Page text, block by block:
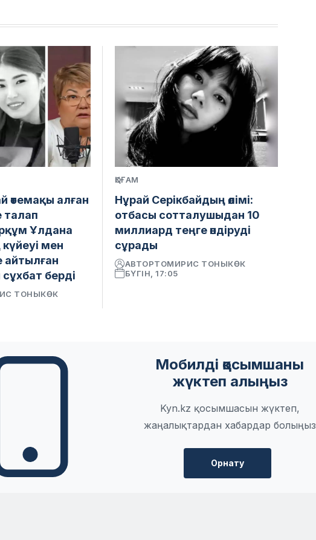
өтемақы алған
талап
Ұлдана
мен
айтылған
берді
ТОНЫКӨК
ҚОҒАМ
Нұрай Серікбайдың өлімі:
отбасы сотталушыдан 10
миллиард теңге өндіруді
сұрады
АВТОРТОМИРИС ТОНЫКӨК
БҮГІН, 17:05
Мобилді қосымшаны
жүктеп алыңыз
Kyn.kz қосымшасын жүктеп,
жаңалықтардан хабардар болыңыз
Орнату